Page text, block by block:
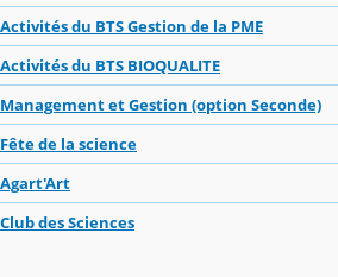
Activités du BTS Gestion de la PME
Activités du BTS BIOQUALITE
Management et Gestion (option Seconde)
Fête de la science
Agart'Art
Club des Sciences